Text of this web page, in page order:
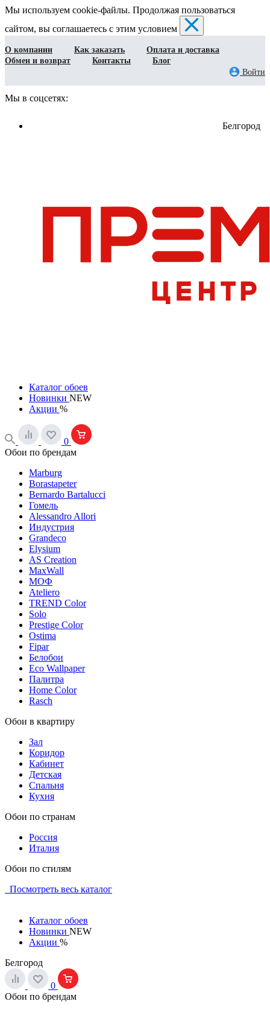
Мы используем cookie-файлы. Продолжая пользоваться
сайтом, вы соглашаетесь с этим условием
О компании Как заказать
Оплата и доставка
Обмен и возврат
Контакты
Блог
Войти
Мы в соцсетях:
Белгород
Каталог обоев
Новинки NEW
Акции %
0
Обои по брендам
Marburg
Borastapeter
Bernardo Bartalucci
Гомель
Alessandro Allori
Индустрия
Grandeco
Elysium
AS Creation
MaxWall
МОФ
Ateliero
TREND Color
Solo
Prestige Color
Ostima
Fipar
Белобои
Eco Wallpaper
Палитра
Home Color
Rasch
Обои в квартиру
Зал
Коридор
Кабинет
Детская
Спальня
Кухня
Обои по странам
Россия
Италия
Обои по стилям
Посмотреть весь каталог
Каталог обоев
Новинки NEW
Акции %
Белгород
0
Обои по брендам